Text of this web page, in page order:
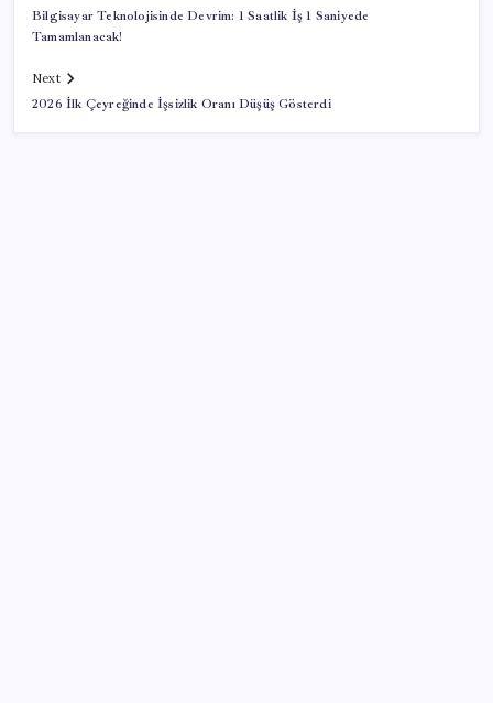
Bilgisayar Teknolojisinde Devrim: 1 Saatlik İş 1 Saniyede
Tamamlanacak!
Next
2026 İlk Çeyreğinde İşsizlik Oranı Düşüş Gösterdi